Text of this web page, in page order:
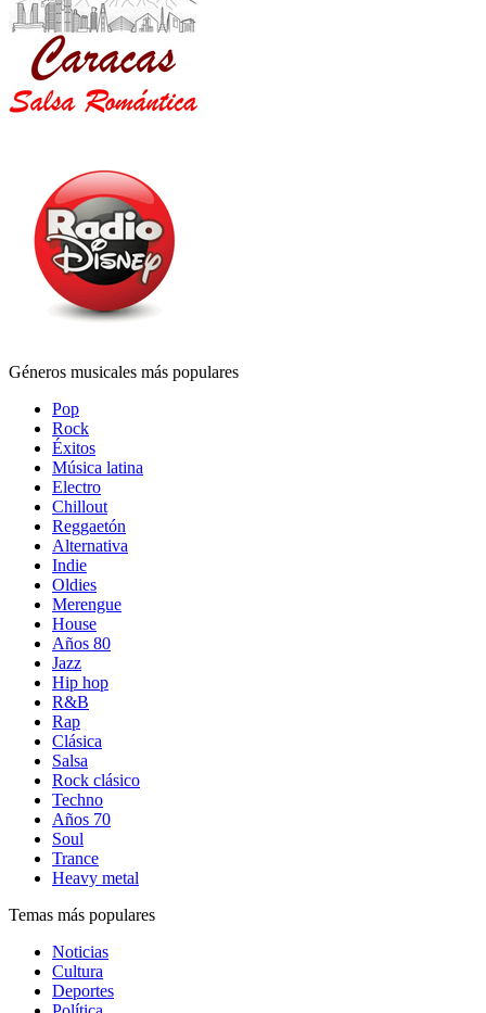
Géneros musicales más populares
Pop
Rock
Éxitos
Música latina
Electro
Chillout
Reggaetón
Alternativa
Indie
Oldies
Merengue
House
Años 80
Jazz
Hip hop
R&B
Rap
Clásica
Salsa
Rock clásico
Techno
Años 70
Soul
Trance
Heavy metal
Temas más populares
Noticias
Cultura
Deportes